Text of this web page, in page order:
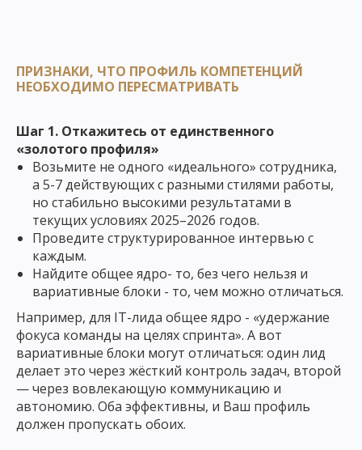
ПРИЗНАКИ, ЧТО ПРОФИЛЬ КОМПЕТЕНЦИЙ
НЕОБХОДИМО ПЕРЕСМАТРИВАТЬ
Шаг 1. Откажитесь от единственного
«золотого профиля»
Возьмите не одного «идеального» сотрудника,
а 5-7 действующих с разными стилями работы,
но стабильно высокими результатами в
текущих условиях 2025–2026 годов.
Проведите структурированное интервью с
каждым.
Найдите общее ядро- то, без чего нельзя и
вариативные блоки - то, чем можно отличаться.
Например, для IT-лида общее ядро - «удержание
фокуса команды на целях спринта». А вот
вариативные блоки могут отличаться: один лид
делает это через жёсткий контроль задач, второй
— через вовлекающую коммуникацию и
автономию. Оба эффективны, и Ваш профиль
должен пропускать обоих.